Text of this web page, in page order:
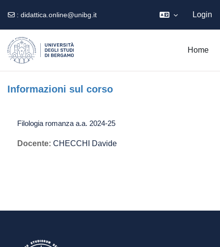
: didattica.online@unibg.it Login
Home
Informazioni sul corso
Filologia romanza a.a. 2024-25
Docente: CHECCHI Davide